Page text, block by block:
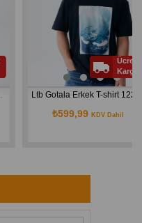
Ltb Gotala Erkek T-shirt 1224840986089
₺599,99KDV Dahil
Ücretsiz
Kargo